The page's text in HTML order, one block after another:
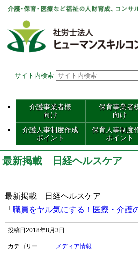
サイト内検索
介護事業者様
向け
保育事業者
向け
介護人事制度作成
ポイント
保育人事制度
ポイント
最新掲載 日経ヘルスケア
最新掲載 日経ヘルスケア
「 職員をヤル気にする！医療・介護
投稿日2018年8月3日
カテゴリー メディア情報